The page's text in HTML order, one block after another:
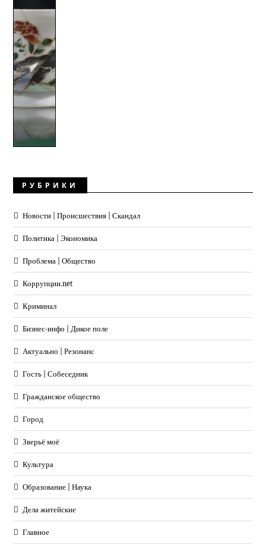
РУБРИКИ
Новости | Происшествия | Скандал
Политика | Экономика
Проблема | Общество
Коррупции.net
Криминал
Бизнес-инфо | Дикое поле
Актуально | Резонанс
Гость | Собеседник
Гражданское общество
Город
Зверьё моё
Культура
Образование | Наука
Дела житейские
Главное